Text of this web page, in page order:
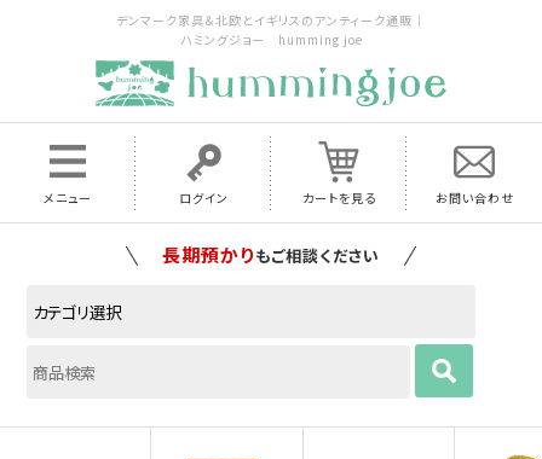
デンマーク家具＆北欧とイギリスのアンティーク通販｜
ハミングジョー humming joe
メニュー ログイン カートを見る お問い合わせ
家具の配送料は全国当店で負担いたします